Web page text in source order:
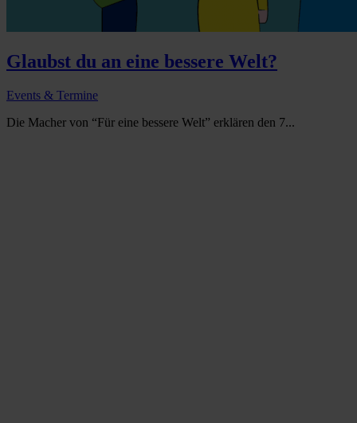
Glaubst du an eine bessere Welt?
Events & Termine
Die Macher von “Für eine bessere Welt” erklären den 7...